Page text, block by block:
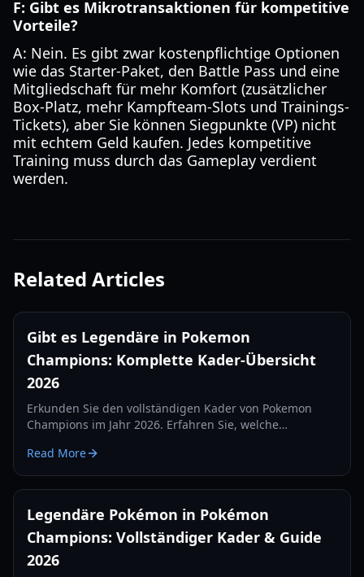
F: Gibt es Mikrotransaktionen für kompetitive
Vorteile?
A: Nein. Es gibt zwar kostenpflichtige Optionen
wie das Starter-Paket, den Battle Pass und eine
Mitgliedschaft für mehr Komfort (zusätzlicher
Box-Platz, mehr Kampfteam-Slots und Trainings-
Tickets), aber Sie können Siegpunkte (VP) nicht
mit echtem Geld kaufen. Jedes kompetitive
Training muss durch das Gameplay verdient
werden.
Related Articles
Gibt es Legendäre in Pokemon
Champions: Komplette Kader-Übersicht
2026
Erkunden Sie den vollständigen Kader von Pokemon
Champions im Jahr 2026. Erfahren Sie, welche
Entwicklungen und wie der Omni-Ring das Meta
verändert.
Read More
Legendäre Pokémon in Pokémon
Champions: Vollständiger Kader & Guide
2026